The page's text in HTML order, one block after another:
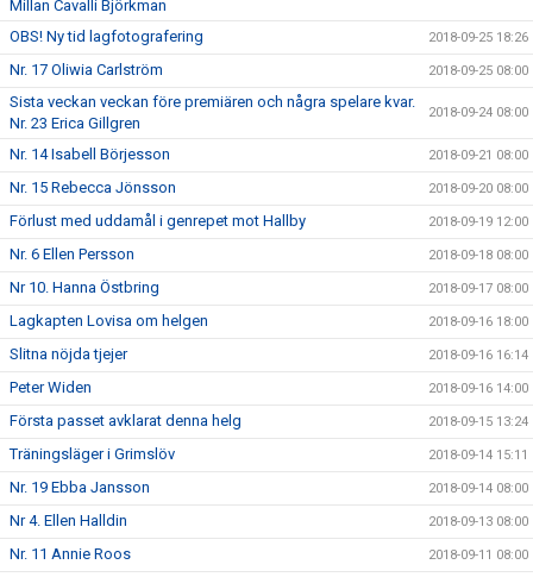
Millan Cavalli Björkman
OBS! Ny tid lagfotografering 2018-09-25 18:26
Nr. 17 Oliwia Carlström 2018-09-25 08:00
Sista veckan veckan före premiären och några spelare kvar.
Nr. 23 Erica Gillgren
2018-09-24 08:00
Nr. 14 Isabell Börjesson 2018-09-21 08:00
Nr. 15 Rebecca Jönsson 2018-09-20 08:00
Förlust med uddamål i genrepet mot Hallby 2018-09-19 12:00
Nr. 6 Ellen Persson 2018-09-18 08:00
Nr 10. Hanna Östbring 2018-09-17 08:00
Lagkapten Lovisa om helgen 2018-09-16 18:00
Slitna nöjda tjejer 2018-09-16 16:14
Peter Widen 2018-09-16 14:00
Första passet avklarat denna helg 2018-09-15 13:24
Träningsläger i Grimslöv 2018-09-14 15:11
Nr. 19 Ebba Jansson 2018-09-14 08:00
Nr 4. Ellen Halldin 2018-09-13 08:00
Nr. 11 Annie Roos 2018-09-11 08:00